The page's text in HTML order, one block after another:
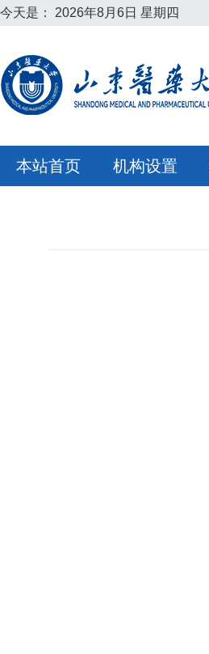
今天是： 2026年8月6日 星期四
本站首页 机构设置